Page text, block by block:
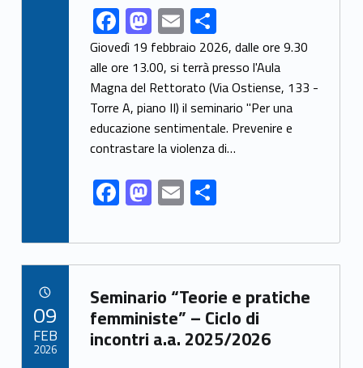
Link identifier share facebook archive #share-link-archive-90664F
ac
e
b
o
o
k
M
as
to
d
o
n
E
m
ai
l
S
h
ar
e
Giovedì 19 febbraio 2026, dalle ore 9.30
alle ore 13.00, si terrà presso l'Aula
Magna del Rettorato (Via Ostiense, 133 -
Torre A, piano II) il seminario "Per una
educazione sentimentale. Prevenire e
contrastare la violenza di…
F
ac
e
b
o
o
k
M
as
to
d
o
n
E
m
ai
l
S
ar
e
Link identifier archive #link-archive-38568
Seminario “Teorie e pratiche
femministe” – Ciclo di
incontri a.a. 2025/2026
09
FEB
2026